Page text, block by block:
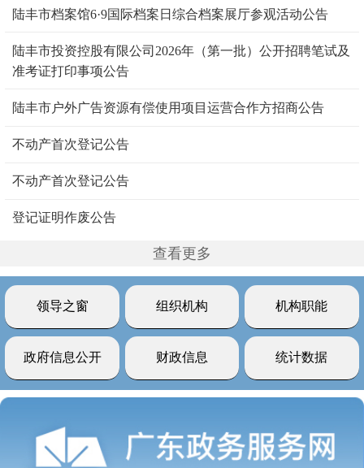
陆丰市档案馆6·9国际档案日综合档案展厅参观活动公告
陆丰市投资控股有限公司2026年（第一批）公开招聘笔试及
准考证打印事项公告
陆丰市户外广告资源有偿使用项目运营合作方招商公告
不动产首次登记公告
不动产首次登记公告
登记证明作废公告
查看更多
领导之窗 组织机构 机构职能
政府信息公开 财政信息 统计数据